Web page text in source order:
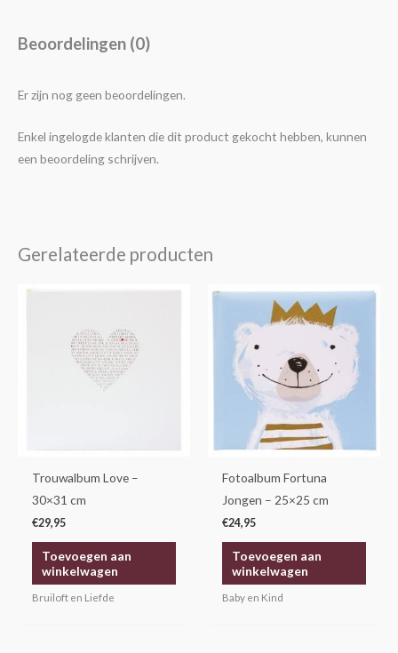
Beoordelingen (0)
Er zijn nog geen beoordelingen.
Enkel ingelogde klanten die dit product gekocht hebben, kunnen
een beoordeling schrijven.
Gerelateerde producten
Trouwalbum Love –
30×31 cm
€29,95
Toevoegen aan
winkelwagen
Bruiloft en Liefde
Fotoalbum Fortuna
Jongen – 25×25 cm
€24,95
Toevoegen aan
winkelwagen
Baby en Kind